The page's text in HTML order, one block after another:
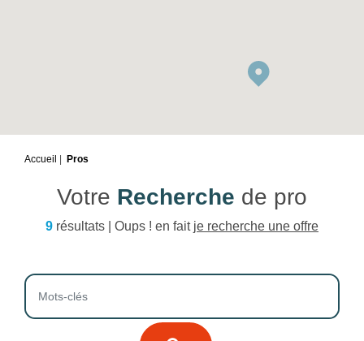
Accueil Pros
Votre Recherche de pro
9 résultats | Oups ! en fait je recherche une offre